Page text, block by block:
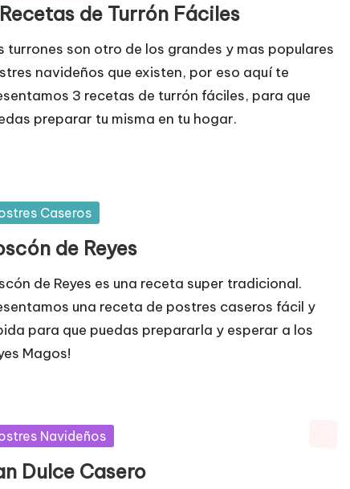
de Turrón Fáciles
turrones son otro de los grandes y mas populares
navideños que existen, por eso aquí te
3 recetas de turrón fáciles, para que
preparar tu misma en tu hogar.
Caseros
de Reyes
de Reyes es una receta super tradicional.
una receta de postres caseros fácil y
para que puedas prepararla y esperar a los
Magos!
Navideños
Dulce Casero